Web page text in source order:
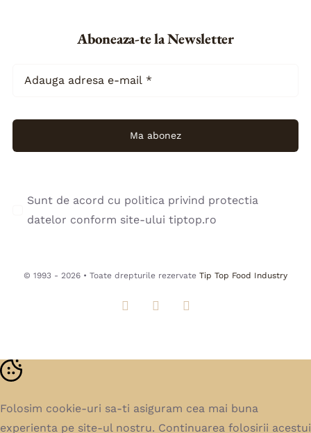
Aboneaza-te la Newsletter
Ma abonez
Sunt de acord cu politica privind protectia
datelor conform site-ului tiptop.ro
© 1993 - 2026 • Toate drepturile rezervate Tip Top Food Industry
Folosim cookie-uri sa-ti asiguram cea mai buna
experienta pe site-ul nostru. Continuarea folosirii acestui